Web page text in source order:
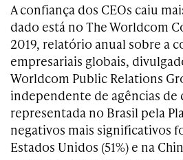
A confiança dos CEOs caiu
dado está no The Worldcom
2019, relatório anual sobre a
empresariais globais,
Worldcom Public Relations
independente de agências de
representada no Brasil pela
negativos mais significativos
Estados Unidos (51%) e na